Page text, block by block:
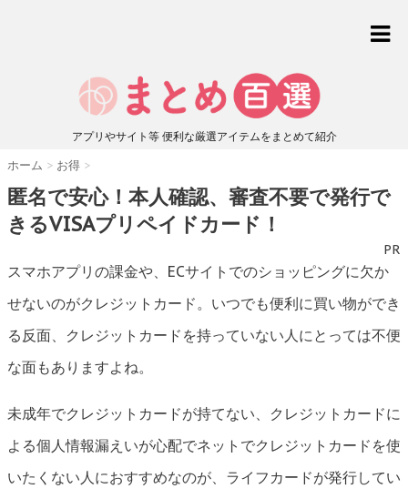
アプリやサイト等 便利な厳選アイテムをまとめて紹介
ホーム > お得 >
匿名で安心！本人確認、審査不要で発行で
きるVISAプリペイドカード！
PR
スマホアプリの課金や、ECサイトでのショッピングに欠か
せないのがクレジットカード。いつでも便利に買い物ができ
る反面、クレジットカードを持っていない人にとっては不便
な面もありますよね。
未成年でクレジットカードが持てない、クレジットカードに
よる個人情報漏えいが心配でネットでクレジットカードを使
いたくない人におすすめなのが、ライフカードが発行してい